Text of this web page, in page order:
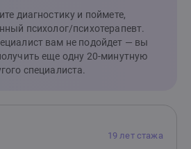
диагностику и поймете,
психолог/психотерапевт.
вам не подойдет — вы
еще одну 20-минутную
специалиста.
19 лет стажа